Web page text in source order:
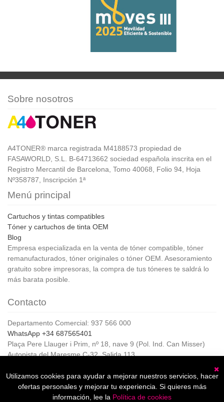
Sobre nosotros
A4TONER® marca registrada M4188573 propiedad de
FASAWORLD, S.L. B-64713662 sociedad española inscrita en el
Registro Mercantil de Barcelona, Tomo 40068, Folio 94, Hoja
Nº358787, Inscripción 1ª
Menú principal
Cartuchos y tintas compatibles
Tóner y cartuchos de tinta OEM
Blog
Empresa especializada en la venta de tóner compatible, tóner
remanufacturados, tóner originales o tóner OEM. Asesoramiento
gratuito sobre impresoras, la compra de tus tóneres te saldrá lo
más barata posible.
Contacto
Departamento Comercial: 937 566 000
WhatsApp +34 687565401
Plaça Pere Llauger i Prim, nº 18, nave 9 (Pol. Ind. Can Misser)
Autopista del Maresme C-32, Salida 113
Horario de Atención al cliente:
De lunes a jueves de 8:00 a 17:00,
Viernes de 8:00 a 15:00
Utilizamos cookies para ayudar a mejorar nuestros servicios, hacer
ofertas personales y mejorar tu experiencia. Si quieres más
información, lee la Política de cookies